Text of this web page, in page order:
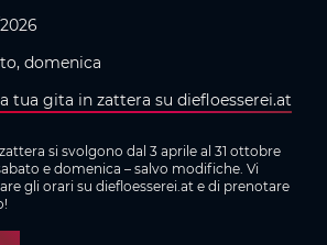
domenica
tua gita in zattera su diefloesserei.at
si svolgono dal 3 aprile al 31 ottobre
e domenica – salvo modifiche. Vi
gli orari su diefloesserei.at e di prenotare